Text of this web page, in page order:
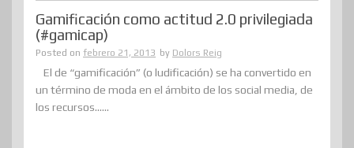
Gamificación como actitud 2.0 privilegiada
(#gamicap)
Posted on febrero 21, 2013 by Dolors Reig
El de “gamificación” (o ludificación) se ha convertido en
un término de moda en el ámbito de los social media, de
los recursos......